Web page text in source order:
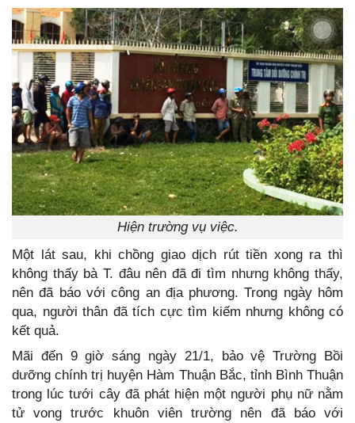
Hiện trường vụ việc.
Một lát sau, khi chồng giao dịch rút tiền xong ra thì
không thấy bà T. đâu nên đã đi tìm nhưng không thấy,
nên đã báo với công an địa phương. Trong ngày hôm
qua, người thân đã tích cực tìm kiếm nhưng không có
kết quả.
Mãi đến 9 giờ sáng ngày 21/1, bảo vệ Trường Bồi
dưỡng chính trị huyện Hàm Thuận Bắc, tỉnh Bình Thuận
trong lúc tưới cây đã phát hiện một người phụ nữ nằm
tử vong trước khuôn viên trường nên đã báo với